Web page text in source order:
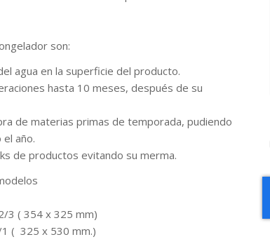
son:
agua en la superficie del producto.
hasta 10 meses, después de su
de materias primas de temporada, pudiendo
año.
de productos evitando su merma.
3 ( 354 x 325 mm)
1 ( 325 x 530 mm.)